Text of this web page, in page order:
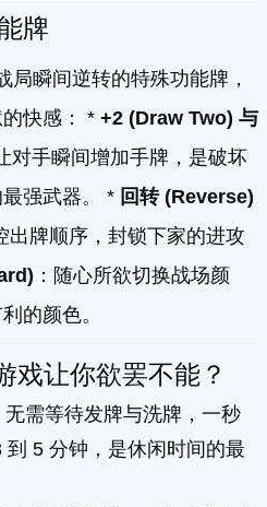
牌
局瞬间逆转的特殊功能牌，
快感： * +2 (Draw Two) 与
对手瞬间增加手牌，是破坏
强武器。 * 回转 (Reverse)
出牌顺序，封锁下家的进攻
：随心所欲切换战场颜
的颜色。
戏让你欲罢不能？
无需等待发牌与洗牌，一秒
5 分钟，是休闲时间的最